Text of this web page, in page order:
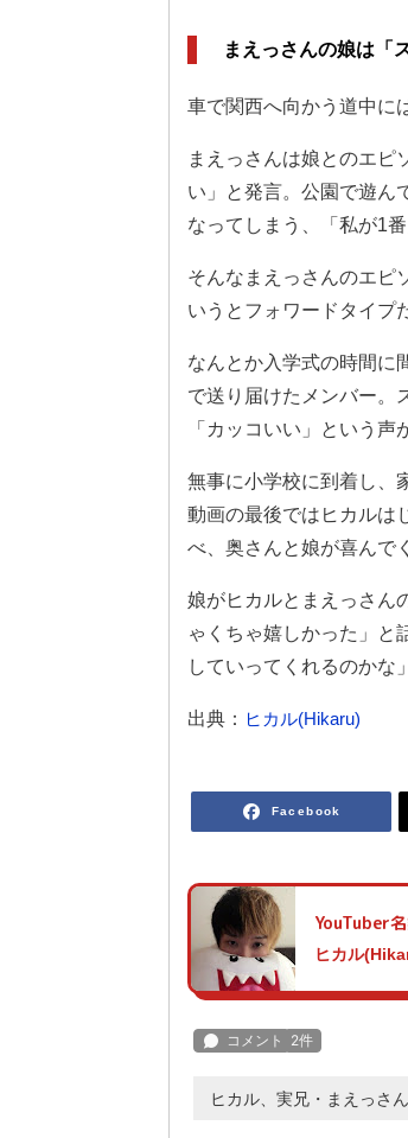
まえっさんの娘は「
車で関西へ向かう道中に
まえっさんは娘とのエピ
い」と発言。公園で遊ん
なってしまう、「私が1
そんなまえっさんのエピ
いうとフォワードタイプ
なんとか入学式の時間に
で送り届けたメンバー。
「カッコいい」という声
無事に小学校に到着し、
動画の最後ではヒカルは
べ、奥さんと娘が喜んで
娘がヒカルとまえっさん
ゃくちゃ嬉しかった」と
していってくれるのかな
出典： ヒカル(Hikaru)
Facebook
YouTuber
ヒカル
ヒカル、実兄・まえっさ